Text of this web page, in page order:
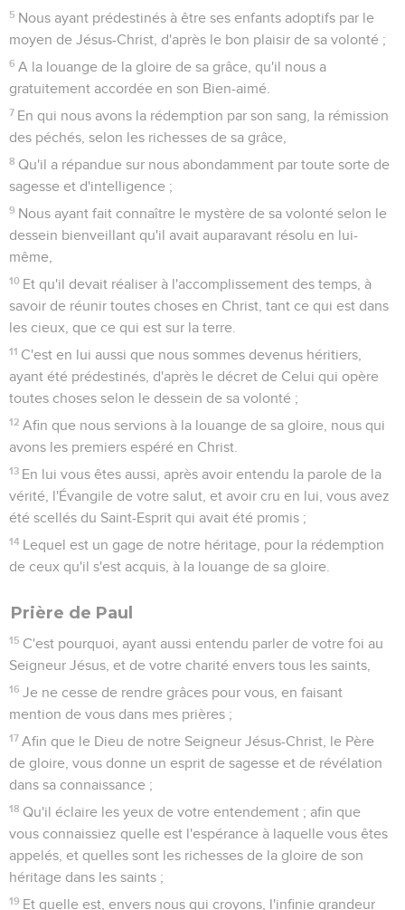
5 Nous ayant prédestinés à être ses enfants adoptifs par le
moyen de Jésus-Christ, d'après le bon plaisir de sa volonté ;
6 A la louange de la gloire de sa grâce, qu'il nous a
gratuitement accordée en son Bien-aimé.
7 En qui nous avons la rédemption par son sang, la rémission
des péchés, selon les richesses de sa grâce,
8 Qu'il a répandue sur nous abondamment par toute sorte de
sagesse et d'intelligence ;
9 Nous ayant fait connaître le mystère de sa volonté selon le
dessein bienveillant qu'il avait auparavant résolu en lui-
même,
10 Et qu'il devait réaliser à l'accomplissement des temps, à
savoir de réunir toutes choses en Christ, tant ce qui est dans
les cieux, que ce qui est sur la terre.
11 C'est en lui aussi que nous sommes devenus héritiers,
ayant été prédestinés, d'après le décret de Celui qui opère
toutes choses selon le dessein de sa volonté ;
12 Afin que nous servions à la louange de sa gloire, nous qui
avons les premiers espéré en Christ.
13 En lui vous êtes aussi, après avoir entendu la parole de la
vérité, l'Évangile de votre salut, et avoir cru en lui, vous avez
été scellés du Saint-Esprit qui avait été promis ;
14 Lequel est un gage de notre héritage, pour la rédemption
de ceux qu'il s'est acquis, à la louange de sa gloire.
Prière de Paul
15 C'est pourquoi, ayant aussi entendu parler de votre foi au
Seigneur Jésus, et de votre charité envers tous les saints,
16 Je ne cesse de rendre grâces pour vous, en faisant
mention de vous dans mes prières ;
17 Afin que le Dieu de notre Seigneur Jésus-Christ, le Père
de gloire, vous donne un esprit de sagesse et de révélation
dans sa connaissance ;
18 Qu'il éclaire les yeux de votre entendement ; afin que
vous connaissiez quelle est l'espérance à laquelle vous êtes
appelés, et quelles sont les richesses de la gloire de son
héritage dans les saints ;
19 Et quelle est, envers nous qui croyons, l'infinie grandeur